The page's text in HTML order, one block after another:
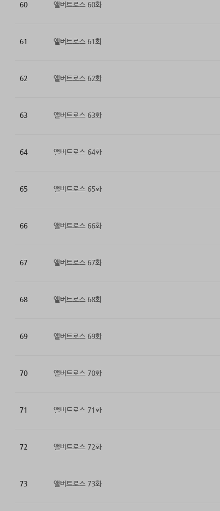
60 앨버트로스 60화
61 앨버트로스 61화
62 앨버트로스 62화
63 앨버트로스 63화
64 앨버트로스 64화
65 앨버트로스 65화
66 앨버트로스 66화
67 앨버트로스 67화
68 앨버트로스 68화
69 앨버트로스 69화
70 앨버트로스 70화
71 앨버트로스 71화
72 앨버트로스 72화
73 앨버트로스 73화